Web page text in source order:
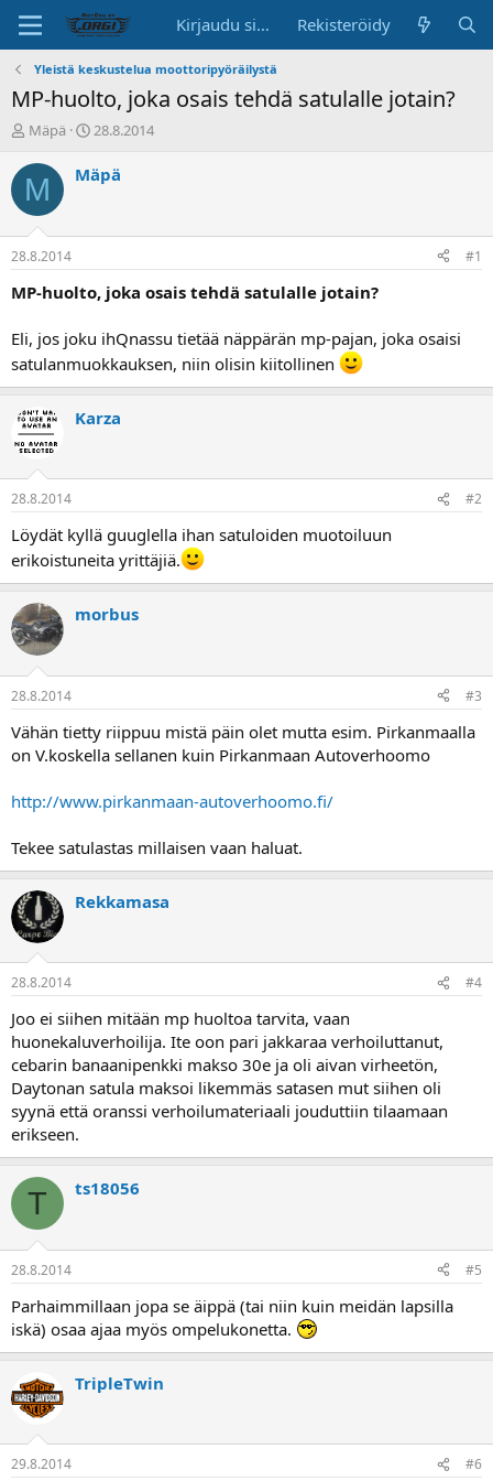
Kirjaudu sisään Rekisteröidy
Yleistä keskustelua moottoripyöräilystä
MP-huolto, joka osais tehdä satulalle jotain?
K
s
k
s
t
e
l
a
l
o
i
t
t
j
a
Mäpä
A
o
p
ä
ä
28.8.2014
M Mäpä
28.8.2014 #1
MP-huolto, joka osais tehdä satulalle jotain?
Eli, jos joku ihQnassu tietää näppärän mp-pajan, joka osaisi
satulanmuokkauksen, niin olisin kiitollinen
Karza
28.8.2014 #2
Löydät kyllä guuglella ihan satuloiden muotoiluun
erikoistuneita yrittäjiä.
morbus
28.8.2014 #3
Vähän tietty riippuu mistä päin olet mutta esim. Pirkanmaalla
on V.koskella sellanen kuin Pirkanmaan Autoverhoomo
http://www.pirkanmaan-autoverhoomo.fi/
Tekee satulastas millaisen vaan haluat.
Rekkamasa
28.8.2014 #4
Joo ei siihen mitään mp huoltoa tarvita, vaan
huonekaluverhoilija. Ite oon pari jakkaraa verhoiluttanut,
cebarin banaanipenkki makso 30e ja oli aivan virheetön,
Daytonan satula maksoi likemmäs satasen mut siihen oli
syynä että oranssi verhoilumateriaali jouduttiin tilaamaan
erikseen.
T ts18056
28.8.2014 #5
Parhaimmillaan jopa se äippä (tai niin kuin meidän lapsilla
iskä) osaa ajaa myös ompelukonetta.
TripleTwin
29.8.2014 #6